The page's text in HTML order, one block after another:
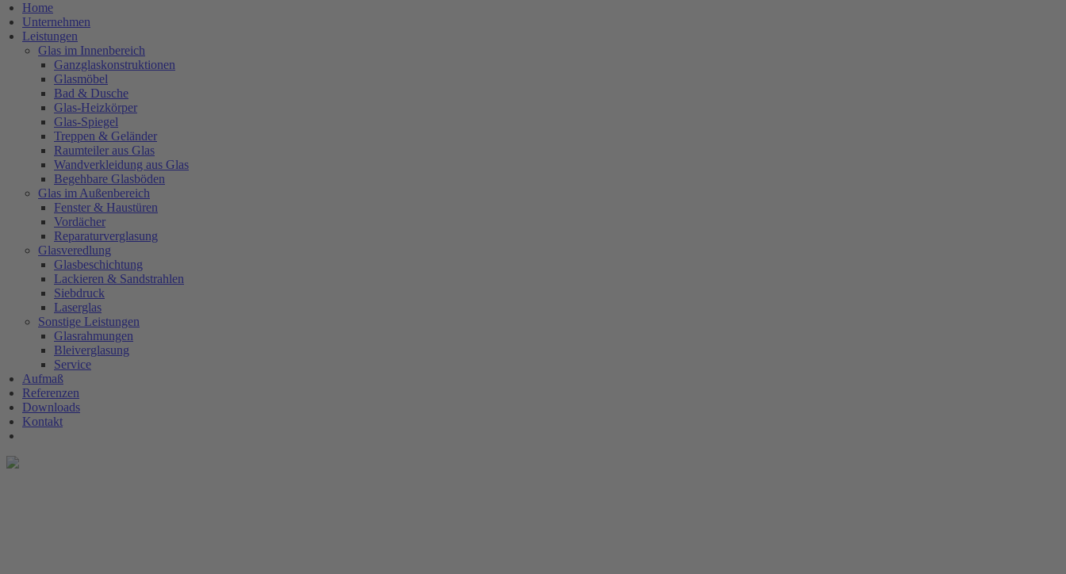
Home
Unternehmen
Leistungen
Glas im Innenbereich
Ganzglaskonstruktionen
Glasmöbel
Bad & Dusche
Glas-Heizkörper
Glas-Spiegel
Treppen & Geländer
Raumteiler aus Glas
Wandverkleidung aus Glas
Begehbare Glasböden
Glas im Außenbereich
Fenster & Haustüren
Vordächer
Reparaturverglasung
Glasveredlung
Glasbeschichtung
Lackieren & Sandstrahlen
Siebdruck
Laserglas
Sonstige Leistungen
Glasrahmungen
Bleiverglasung
Service
Aufmaß
Referenzen
Downloads
Kontakt